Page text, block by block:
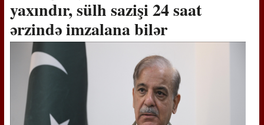
yaxındır, sülh sazişi 24 saat
ərzində imzalana bilər